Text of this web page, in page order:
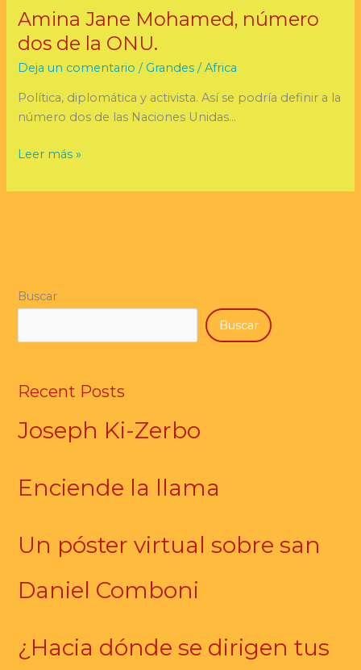
Amina Jane Mohamed, número
dos de la ONU.
Deja un comentario / Grandes /Africa
Política, diplomática y activista. Así se podría definir a la
número dos de las Naciones Unidas…
Leer más »
Buscar
Buscar
Recent Posts
Joseph Ki-Zerbo
Enciende la llama
Un póster virtual sobre san
Daniel Comboni
¿Hacia dónde se dirigen tus